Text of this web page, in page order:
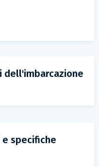
dell'imbarcazione